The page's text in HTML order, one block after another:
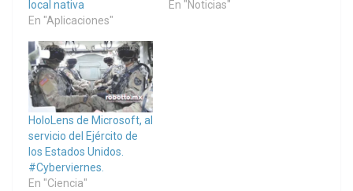
local nativa
En "Aplicaciones"
En "Noticias"
HoloLens de Microsoft, al
servicio del Ejército de
los Estados Unidos.
#Cyberviernes.
En "Ciencia"